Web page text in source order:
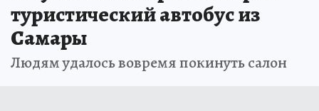
туристический автобус из
Самары
Людям удалось вовремя покинуть салон